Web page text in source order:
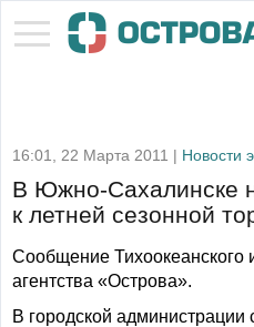
16:01, 22 Марта 2011 | Новости
В Южно-Сахалинске
к летней сезонной
Сообщение Тихоокеанского
агентства «Острова».
В городской администрации